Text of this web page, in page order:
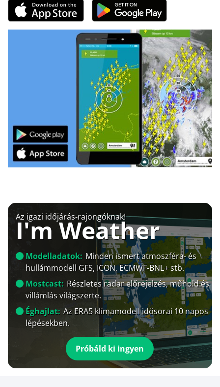
Az igazi időjárás-rajongóknak!
I'm Weather
Modelladatok: Minden ismert atmoszféra- és
hullámmodell GFS, ICON, ECMWF-BNL+ stb.
Mostcast: Részletes radar előrejelzés, műhold és
villámlás világszerte.
Éghajlat: Az ERA5 klímamodell idősorai 10 napos
lépésekben.
Próbáld ki ingyen